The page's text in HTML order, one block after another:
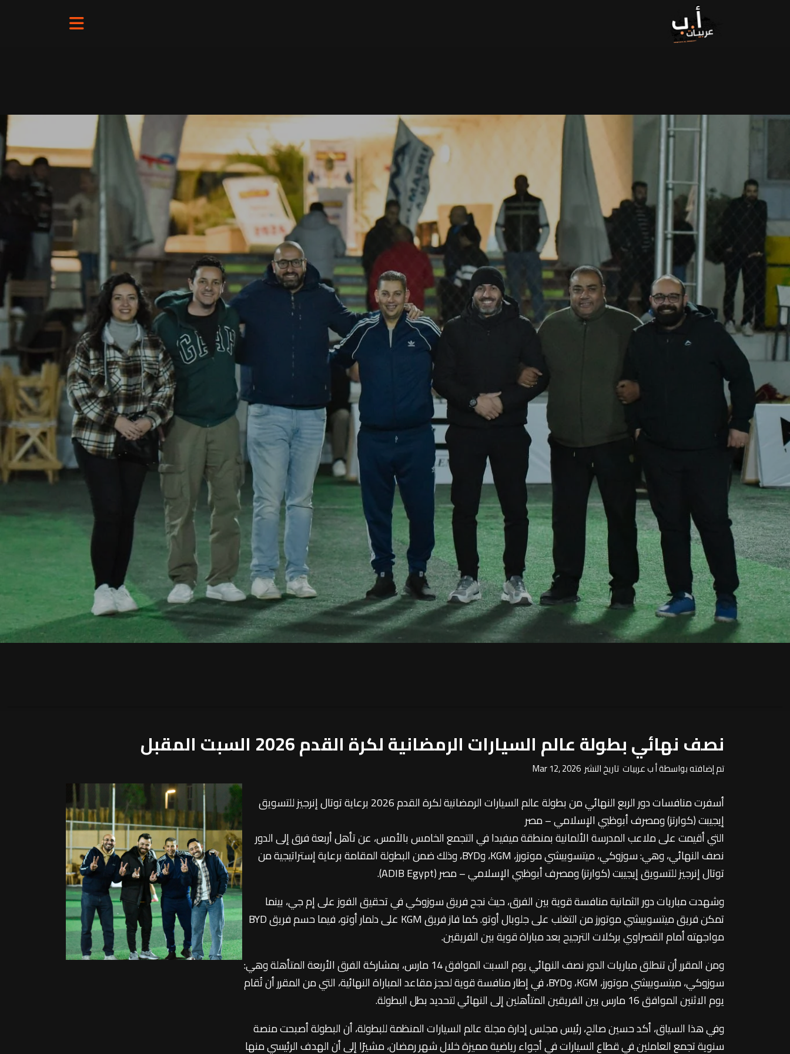
نصف نهائي بطولة عالم السيارات الرمضانية لكرة القدم 2026 السبت المقبل
تم إضافته بواسطة أ ب عربيات تاريخ النشر Mar 12, 2026
أسفرت منافسات دور الربع النهائي من بطولة عالم السيارات الرمضانية لكرة القدم 2026 برعاية توتال إنرجيز للتسويق
إيجيبت (كوارتز) ومصرف أبوظبي الإسلامي – مصر
التي أقيمت على ملاعب المدرسة الألمانية بمنطقة ميفيدا في التجمع الخامس بالأمس، عن تأهل أربعة فرق إلى الدور
نصف النهائي، وهي: سوزوكي، ميتسوبيشي موتورز، KGM، وBYD، وذلك ضمن البطولة المقامة برعاية إستراتيجية من
توتال إنرجيز للتسويق إيجيبت (كوارتز) ومصرف أبوظبي الإسلامي – مصر (ADIB Egypt).
وشهدت مباريات دور الثمانية منافسة قوية بين الفرق، حيث نجح فريق سوزوكي في تحقيق الفوز على إم جي، بينما
تمكن فريق ميتسوبيشي موتورز من التغلب على جلوبال أوتو. كما فاز فريق KGM على دلمار أوتو، فيما حسم فريق BYD
مواجهته أمام القصراوي بركلات الترجيح بعد مباراة قوية بين الفريقين.
ومن المقرر أن تنطلق مباريات الدور نصف النهائي يوم السبت الموافق 14 مارس، بمشاركة الفرق الأربعة المتأهلة وهي:
سوزوكي، ميتسوبيشي موتورز، KGM، وBYD، في إطار منافسة قوية لحجز مقاعد المباراة النهائية، التي من المقرر أن تُقام
يوم الاثنين الموافق 16 مارس بين الفريقين المتأهلين إلى النهائي لتحديد بطل البطولة.
وفي هذا السياق، أكد حسين صالح، رئيس مجلس إدارة مجلة عالم السيارات المنظمة للبطولة، أن البطولة أصبحت منصة
سنوية تجمع العاملين في قطاع السيارات في أجواء رياضية مميزة خلال شهر رمضان، مشيرًا إلى أن الهدف الرئيسي منها